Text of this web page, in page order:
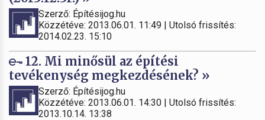
Szerző: Építésijog.hu
Közzétéve: 2013.06.01. 11:49 | Utolsó frissítés:
2014.02.23. 15:10
12. Mi minősül az építési
tevékenység megkezdésének? »
Szerző: Építésijog.hu
Közzétéve: 2013.06.01. 14:30 | Utolsó frissítés:
2013.10.14. 13:38